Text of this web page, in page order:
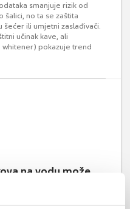
smanjuje rizik od
šalici, no ta se zaštita
šećer ili umjetni zaslađivači.
učinak kave, ali
pokazuje trend
na vodu može
vodom pridonijela je